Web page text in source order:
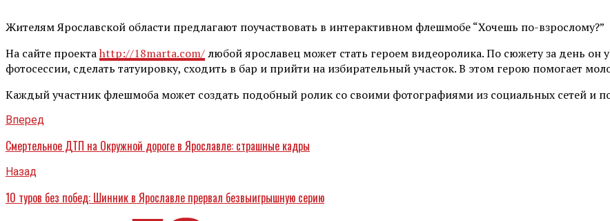
Жителям Ярославской области предлагают поучаствовать в интерактивном флешмобе “Хочешь по-взрослому?”
На сайте проектаhttp://18marta.com/любой ярославец может стать героем видеоролика. По сюжету за день он
фотосессии, сделать татуировку, сходить в бар и прийти на избирательный участок. В этом герою помогает
Каждый участник флешмоба может создать подобный ролик со своими фотографиями из социальных сетей и
Вперед
Смертельное ДТП на Окружной дороге в Ярославле: страшные кадры
Назад
10 туров без побед: Шинник в Ярославле прервал безвыигрышную серию